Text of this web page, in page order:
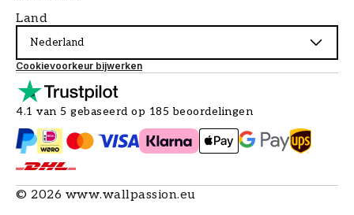
Land
Nederland
Cookievoorkeur bijwerken
4.1 van 5 gebaseerd op 185 beoordelingen
© 2026 www.wallpassion.eu